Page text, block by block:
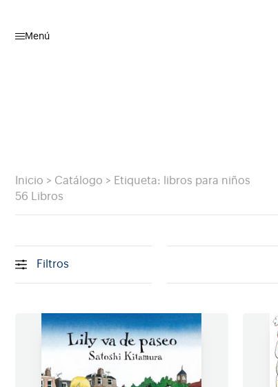
Menú
Inicio > Catálogo > Etiqueta: libros para niños
56 Libros
Filtros